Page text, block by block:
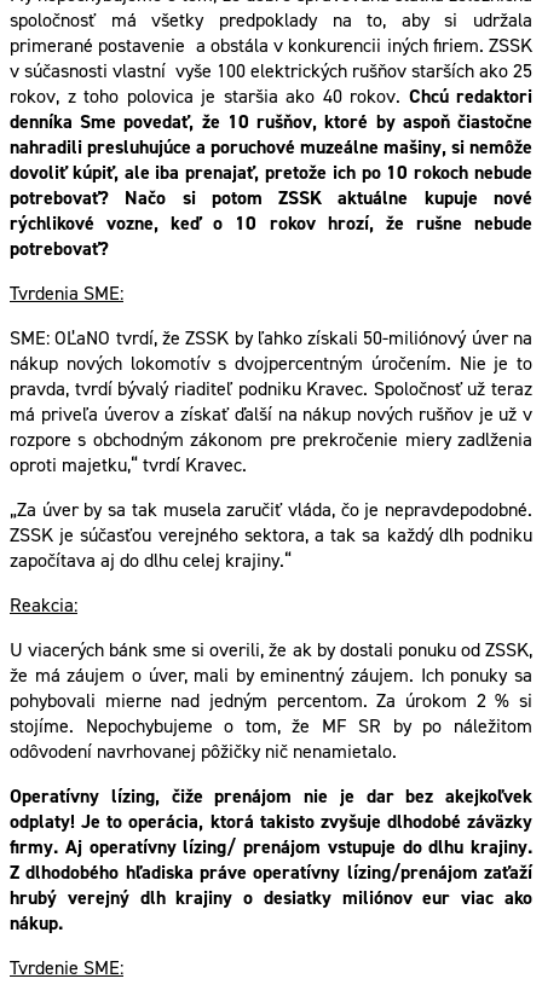
spoločnosť má všetky predpoklady na to, aby si udržala
primerané postavenie a obstála v konkurencii iných firiem. ZSSK
v súčasnosti vlastní vyše 100 elektrických rušňov starších ako 25
rokov, z toho polovica je staršia ako 40 rokov. Chcú redaktori
denníka Sme povedať, že 10 rušňov, ktoré by aspoň čiastočne
nahradili presluhujúce a poruchové muzeálne mašiny, si nemôže
dovoliť kúpiť, ale iba prenajať, pretože ich po 10 rokoch nebude
potrebovať? Načo si potom ZSSK aktuálne kupuje nové
rýchlikové vozne, keď o 10 rokov hrozí, že rušne nebude
potrebovať?
Tvrdenia SME:
SME: OĽaNO tvrdí, že ZSSK by ľahko získali 50-miliónový úver na
nákup nových lokomotív s dvojpercentným úročením. Nie je to
pravda, tvrdí bývalý riaditeľ podniku Kravec. Spoločnosť už teraz
má priveľa úverov a získať ďalší na nákup nových rušňov je už v
rozpore s obchodným zákonom pre prekročenie miery zadlženia
oproti majetku,“ tvrdí Kravec.
„Za úver by sa tak musela zaručiť vláda, čo je nepravdepodobné.
ZSSK je súčasťou verejného sektora, a tak sa každý dlh podniku
započítava aj do dlhu celej krajiny.“
Reakcia:
U viacerých bánk sme si overili, že ak by dostali ponuku od ZSSK,
že má záujem o úver, mali by eminentný záujem. Ich ponuky sa
pohybovali mierne nad jedným percentom. Za úrokom 2 % si
stojíme. Nepochybujeme o tom, že MF SR by po náležitom
odôvodení navrhovanej pôžičky nič nenamietalo.
Operatívny lízing, čiže prenájom nie je dar bez akejkoľvek
odplaty! Je to operácia, ktorá takisto zvyšuje dlhodobé záväzky
firmy. Aj operatívny lízing/ prenájom vstupuje do dlhu krajiny.
Z dlhodobého hľadiska práve operatívny lízing/prenájom zaťaží
hrubý verejný dlh krajiny o desiatky miliónov eur viac ako
nákup.
Tvrdenie SME: